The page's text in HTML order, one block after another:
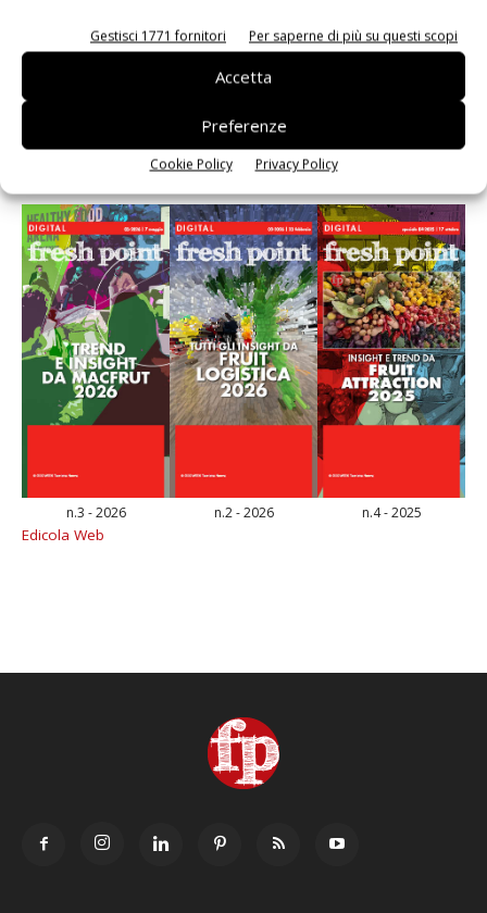
Gestisci 1771 fornitori Per saperne di più su questi scopi
Accetta
Preferenze
Cookie Policy Privacy Policy
punto di vendita” #vocidellortofrutta
n.3 - 2026 n.2 - 2026 n.4 - 2025
Edicola Web